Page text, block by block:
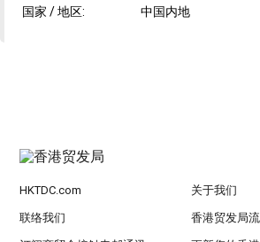
国家 / 地区: 中国内地
HKTDC.com 关于我们
联络我们 香港贸发局